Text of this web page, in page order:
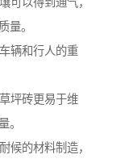
量。
辆和行人的重
坪砖更易于维
。
候的材料制造，